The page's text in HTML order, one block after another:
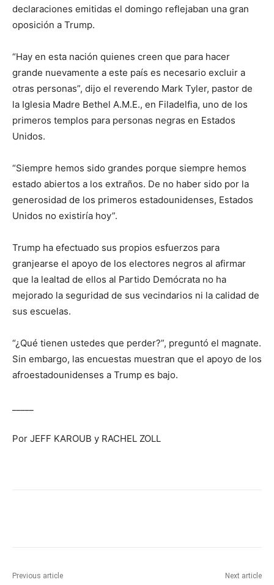
declaraciones emitidas el domingo reflejaban una gran
oposición a Trump.
“Hay en esta nación quienes creen que para hacer
grande nuevamente a este país es necesario excluir a
otras personas”, dijo el reverendo Mark Tyler, pastor de
la Iglesia Madre Bethel A.M.E., en Filadelfia, uno de los
primeros templos para personas negras en Estados
Unidos.
“Siempre hemos sido grandes porque siempre hemos
estado abiertos a los extraños. De no haber sido por la
generosidad de los primeros estadounidenses, Estados
Unidos no existiría hoy”.
Trump ha efectuado sus propios esfuerzos para
granjearse el apoyo de los electores negros al afirmar
que la lealtad de ellos al Partido Demócrata no ha
mejorado la seguridad de sus vecindarios ni la calidad de
sus escuelas.
“¿Qué tienen ustedes que perder?”, preguntó el magnate.
Sin embargo, las encuestas muestran que el apoyo de los
afroestadounidenses a Trump es bajo.
Por JEFF KAROUB y RACHEL ZOLL
Previous article Next article